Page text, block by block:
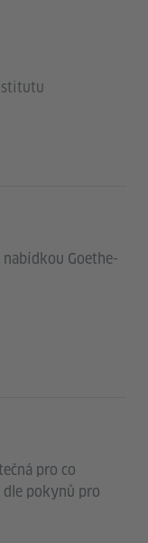
Goethe-
pro co
pokynů pro